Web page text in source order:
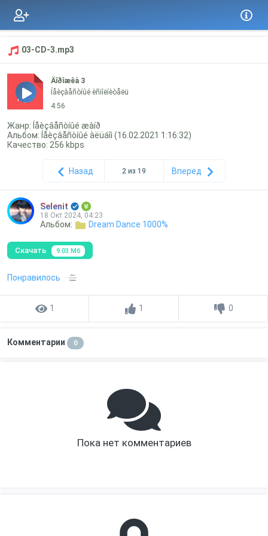
03-CD-3.mp3
mp3
Äîðîæêà 3
Íåèçâåñòíûé èñïîëíèòåëü
4:56
Жанр: Íåèçâåñòíûé æàíð
Альбом: Íåèçâåñòíûé àëüáîì (16.02.2021 1:16:32)
Качество: 256 kbps
Назад 2 из 19 Вперед
Selenit
18 Окт 2024, 04:23
Альбом: Dream Dance 1000%
Скачать 9.03 Мб
Понравилось
1 1 0
Комментарии 0
Пока нет комментариев